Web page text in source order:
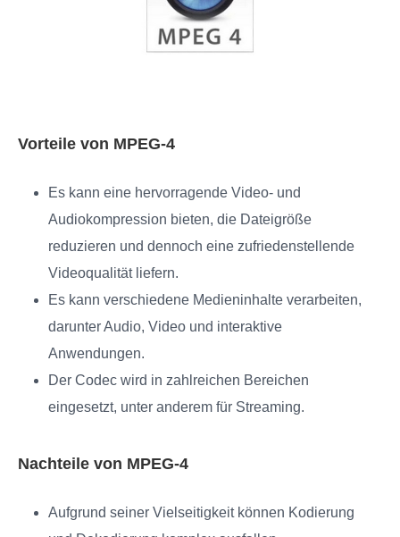
Vorteile von MPEG-4
Es kann eine hervorragende Video‑ und
Audiokompression bieten, die Dateigröße
reduzieren und dennoch eine zufriedenstellende
Videoqualität liefern.
Es kann verschiedene Medieninhalte verarbeiten,
darunter Audio, Video und interaktive
Anwendungen.
Der Codec wird in zahlreichen Bereichen
eingesetzt, unter anderem für Streaming.
Nachteile von MPEG-4
Aufgrund seiner Vielseitigkeit können Kodierung